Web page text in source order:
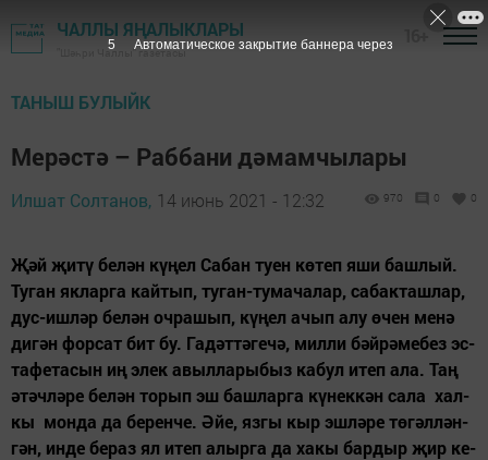
ЧАЛЛЫ ЯҢАЛЫКЛАРЫ
"Шәһри Чаллы" газетасы
ТАНЫШ БУЛЫЙК
Мерәстә – Раббани дәмамчылары
Илшат Солтанов, 14 июнь 2021 - 12:32 970 0 0
Җәй җи­тү бе­лән кү­ңел Са­бан ту­ен кө­теп яши баш­лый.
Ту­ган як­лар­га кай­тып, ту­ган-ту­ма­ча­лар, са­бак­таш­лар,
дус-иш­ләр бе­лән оч­ра­шып, кү­ңел ачып алу өчен ме­нә
ди­гән фор­сат бит бу. Га­дәт­тә­ге­чә, мил­ли бәй­рә­ме­без эс­
та­фе­та­сын иң элек авыл­ла­ры­быз ка­бул итеп ала. Таң
әтәч­лә­ре бе­лән то­рып эш баш­лар­га кү­нек­кән са­ла хал­
кы мон­да да бе­рен­че. Әйе, яз­гы кыр эш­лә­ре тө­гәл­лән­
гән, ин­де бе­раз ял итеп алыр­га да ха­кы бар­дыр җир ке­
4 Автоматическое закрытие баннера через